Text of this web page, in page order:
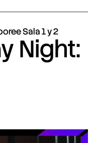
Sala 1 y 2
Night: